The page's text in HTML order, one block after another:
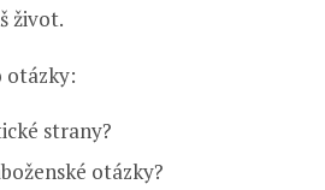
život.
otázky:
strany?
otázky?